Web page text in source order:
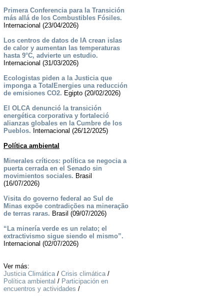
Primera Conferencia para la Transición
más allá de los Combustibles Fósiles.
Internacional (23/04/2026)
Los centros de datos de IA crean islas
de calor y aumentan las temperaturas
hasta 9°C, advierte un estudio.
Internacional (31/03/2026)
Ecologistas piden a la Justicia que
imponga a TotalEnergies una reducción
de emisiones CO2. Egipto (20/02/2026)
El OLCA denunció la transición
energética corporativa y fortaleció
alianzas globales en la Cumbre de los
Pueblos. Internacional (26/12/2025)
Política ambiental
Minerales críticos: política se negocia a
puerta cerrada en el Senado sin
movimientos sociales. Brasil
(16/07/2026)
Visita do governo federal ao Sul de
Minas expõe contradições na mineração
de terras raras. Brasil (09/07/2026)
“La minería verde es un relato; el
extractivismo sigue siendo el mismo”.
Internacional (02/07/2026)
Ver más:
Justicia Climática/ Crisis climática/
Política ambiental / Participación en
encuentros y actividades /